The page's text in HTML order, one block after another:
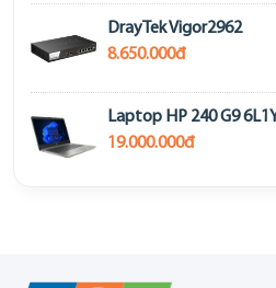
DrayTek Vigor2962
8.650.000đ
Laptop HP 240 G9
19.000.000đ